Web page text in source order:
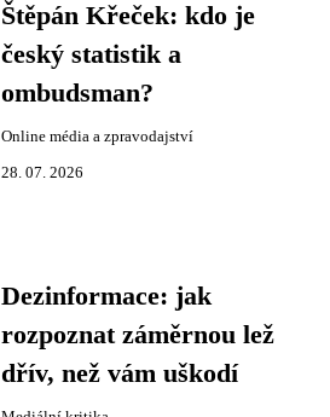
Štěpán Křeček: kdo je
český statistik a
ombudsman?
Online média a zpravodajství
28. 07. 2026
Dezinformace: jak
rozpoznat záměrnou lež
dřív, než vám uškodí